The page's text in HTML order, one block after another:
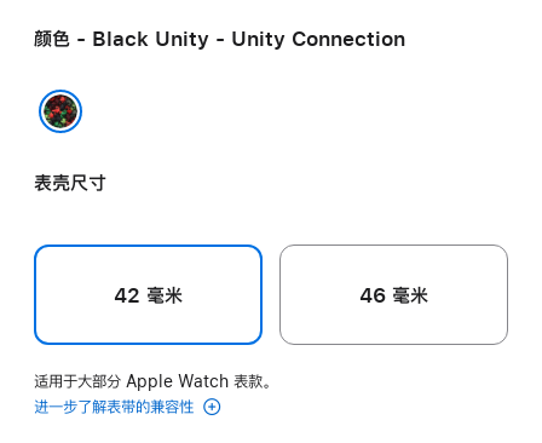
颜色 - Black Unity - Unity Connection
表壳尺寸
42 毫米 46 毫米
适用于大部分 Apple Watch 表款。
进一步了解表带的兼容性